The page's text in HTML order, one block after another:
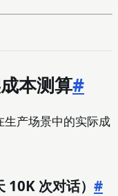
本测算#
产场景中的实际成
次对话） #